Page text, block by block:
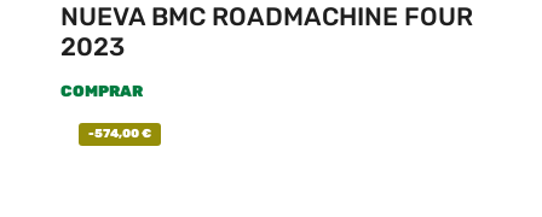
NUEVA BMC ROADMACHINE FOUR
2023
COMPRAR
-574,00€